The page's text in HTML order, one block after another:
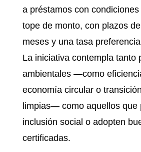
a préstamos con
tope de monto, con plazos
meses y una tasa
La iniciativa contempla tanto
ambientales —como
economía circular o
limpias— como aquellos que
inclusión social o adopten
certificadas.